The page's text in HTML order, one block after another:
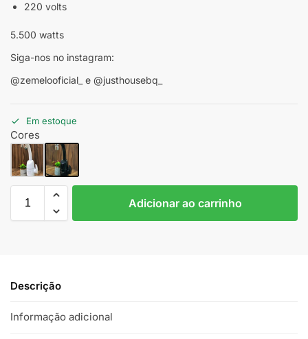
220 volts
5.500 watts
Siga-nos no instagram:
@zemelooficial_ e @justhousebq_
Em estoque
Cores
Adicionar ao carrinho
Descrição
Informação adicional